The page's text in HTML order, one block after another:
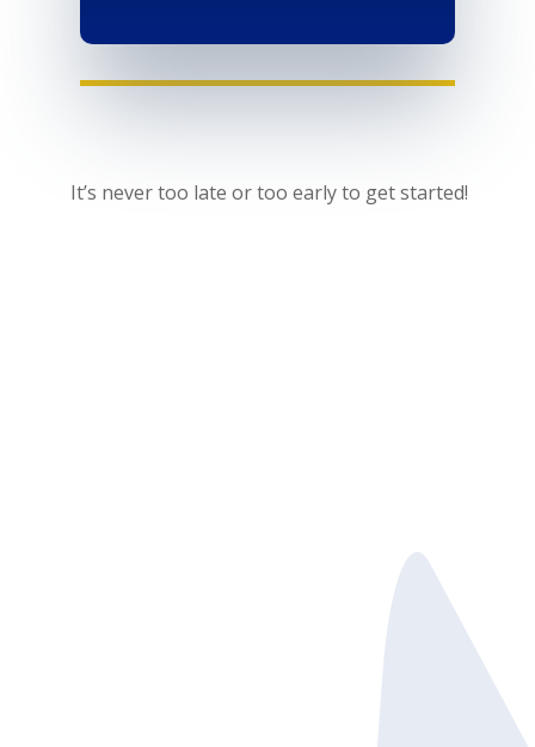
It’s never too late or too early to get started!